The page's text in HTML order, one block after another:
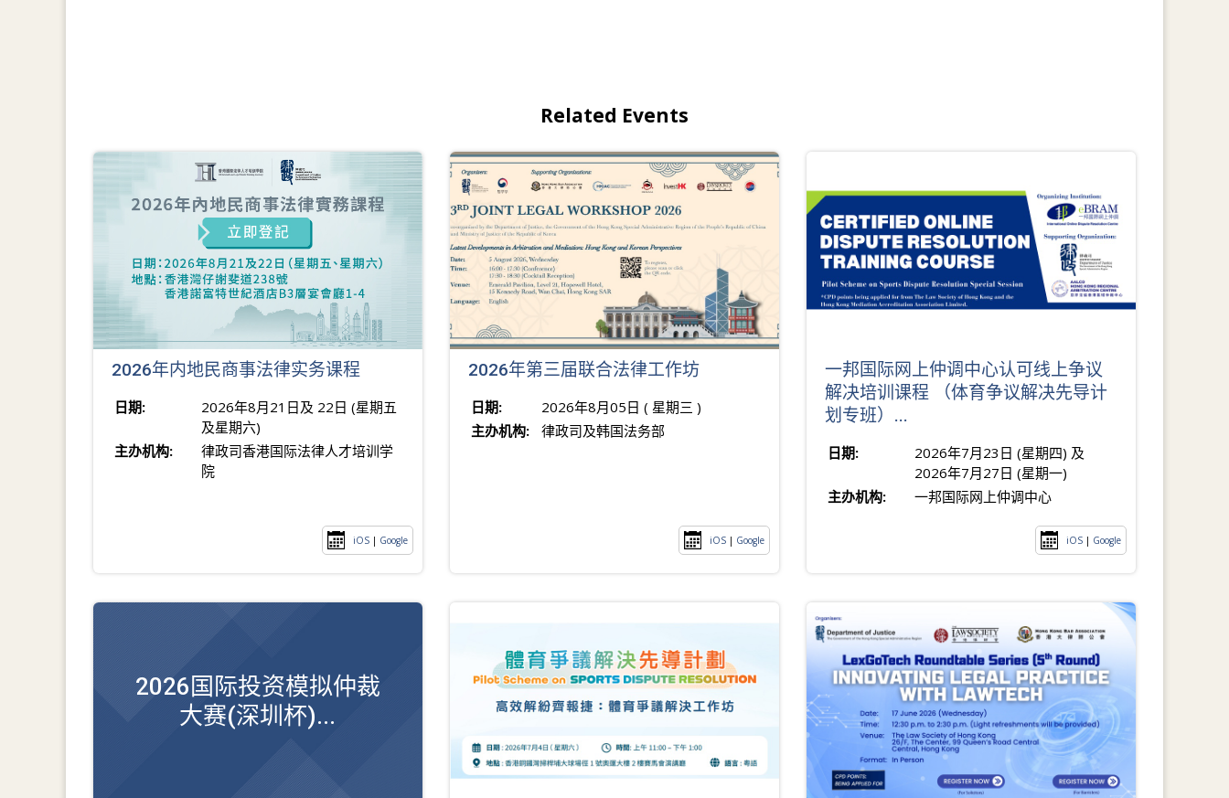
Related Events
2026年内地民商事法律实务课程
日期:
2026年8月21日及 22日 (星期五
及星期六)
主办机构:
律政司香港国际法律人才培训学
院
iOS| Google
2026年第三届联合法律工作坊
日期:
2026年8月05日 ( 星期三 )
主办机构:
律政司及韩国法务部
iOS| Google
一邦国际网上仲调中心认可线上争议
解决培训课程 （体育争议解决先导计
划专班）...
日期:
2026年7月23日 (星期四) 及
2026年7月27日 (星期一)
主办机构:
一邦国际网上仲调中心
iOS| Google
2026国际投资模拟仲裁
大赛(深圳杯)...